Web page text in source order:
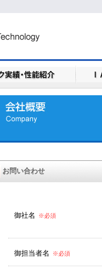
お問い合わせ
御社名
※必須
御担当者名 ※必須